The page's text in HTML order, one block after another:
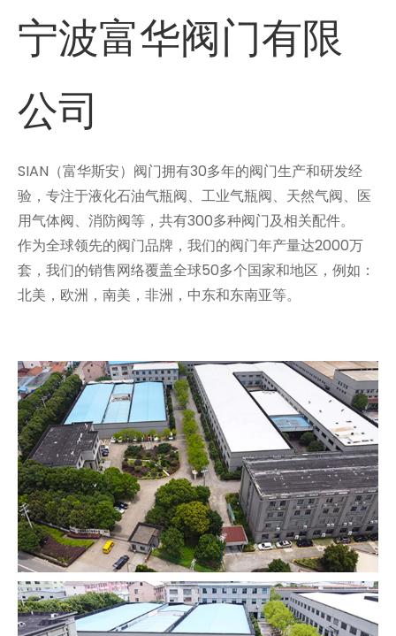
宁波富华阀门有限
公司
SIAN（富华斯安）阀门拥有30多年的阀门生产和研发经
验，专注于液化石油气瓶阀、工业气瓶阀、天然气阀、医
用气体阀、消防阀等，共有300多种阀门及相关配件。
作为全球领先的阀门品牌，我们的阀门年产量达2000万
套，我们的销售网络覆盖全球50多个国家和地区，例如：
北美，欧洲，南美，非洲，中东和东南亚等。